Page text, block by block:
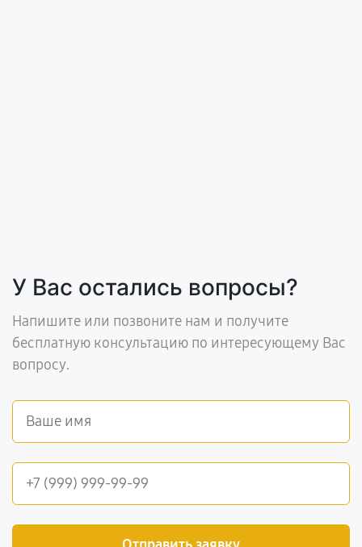
У Вас остались вопросы?
Напишите или позвоните нам и получите
бесплатную консультацию по интересующему Вас
вопросу.